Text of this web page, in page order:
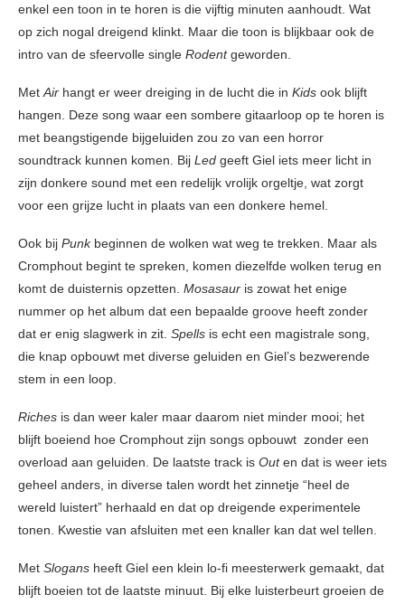
enkel een toon in te horen is die vijftig minuten aanhoudt. Wat
op zich nogal dreigend klinkt. Maar die toon is blijkbaar ook de
intro van de sfeervolle single Rodentgeworden.
MetAir hangt er weer dreiging in de lucht die in Kids ook blijft
hangen. Deze song waar een sombere gitaarloop op te horen is
met beangstigende bijgeluiden zou zo van een horror
soundtrack kunnen komen. Bij Led geeft Giel iets meer licht in
zijn donkere sound met een redelijk vrolijk orgeltje, wat zorgt
voor een grijze lucht in plaats van een donkere hemel.
Ook bij Punkbeginnen de wolken wat weg te trekken. Maar als
Cromphout begint te spreken, komen diezelfde wolken terug en
komt de duisternis opzetten. Mosasaur is zowat het enige
nummer op het album dat een bepaalde groove heeft zonder
dat er enig slagwerk in zit. Spells is echt een magistrale song,
die knap opbouwt met diverse geluiden en Giel’s bezwerende
stem in een loop.
Riches is dan weer kaler maar daarom niet minder mooi; het
blijft boeiend hoe Cromphout zijn songs opbouwt zonder een
overload aan geluiden. De laatste track is Outen dat is weer iets
geheel anders, in diverse talen wordt het zinnetje “heel de
wereld luistert” herhaald en dat op dreigende experimentele
tonen. Kwestie van afsluiten met een knaller kan dat wel tellen.
Met Slogans heeft Giel een klein lo-fi meesterwerk gemaakt, dat
blijft boeien tot de laatste minuut. Bij elke luisterbeurt groeien de